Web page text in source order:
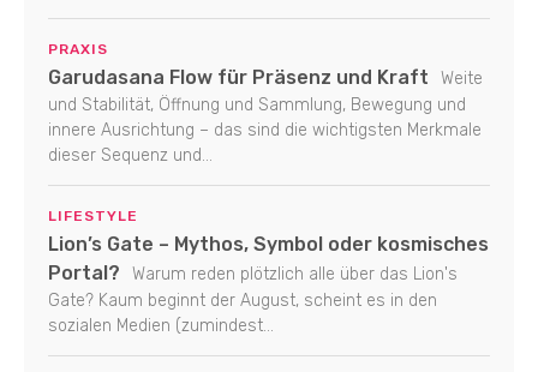
PRAXIS
Garudasana Flow für Präsenz und Kraft
Weite
und Stabilität, Öffnung und Sammlung, Bewegung und
innere Ausrichtung – das sind die wichtigsten Merkmale
dieser Sequenz und...
LIFESTYLE
Lion’s Gate – Mythos, Symbol oder kosmisches
Portal?
Warum reden plötzlich alle über das Lion's
Gate? Kaum beginnt der August, scheint es in den
sozialen Medien (zumindest...